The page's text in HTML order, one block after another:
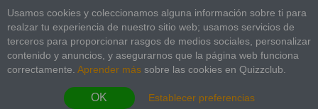
Usamos cookies y coleccionamos alguna información sobre ti para
realzar tu experiencia de nuestro sitio web; usamos servicios de
terceros para proporcionar rasgos de medios sociales, personalizar
contenido y anuncios, y asegurarnos que la página web funciona
correctamente. Aprender más sobre las cookies en Quizzclub.
OK Establecer preferencias